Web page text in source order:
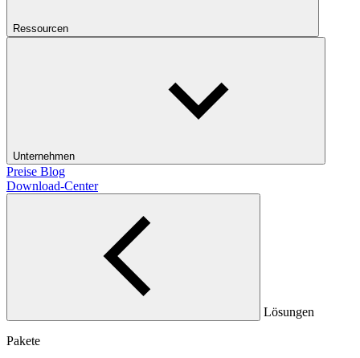
Ressourcen
Unternehmen
Preise Blog
Download-Center
Lösungen
Pakete